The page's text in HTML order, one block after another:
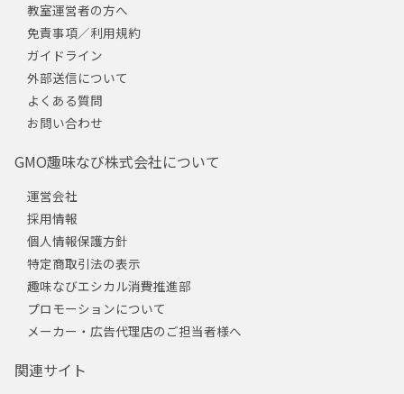
教室運営者の方へ
免責事項／利用規約
ガイドライン
外部送信について
よくある質問
お問い合わせ
GMO趣味なび株式会社について
運営会社
採用情報
個人情報保護方針
特定商取引法の表示
趣味なびエシカル消費推進部
プロモーションについて
メーカー・広告代理店のご担当者様へ
関連サイト